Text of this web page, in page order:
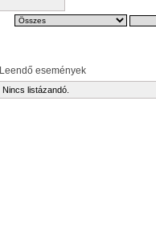
Leendő események
Nincs listázandó.